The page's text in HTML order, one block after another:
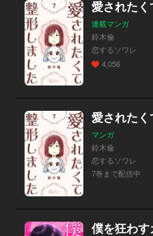
愛されたく
連載マンガ
鈴木倫
恋するソワレ
4,056
愛されたく
マンガ
鈴木倫
恋するソワレ
7巻まで配信中
僕を狂わす